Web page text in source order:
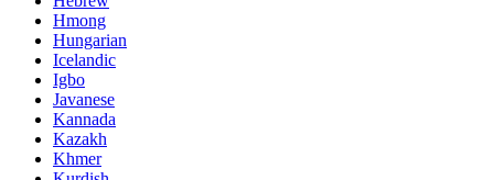
Hmong
Hungarian
Icelandic
Igbo
Javanese
Kannada
Kazakh
Khmer